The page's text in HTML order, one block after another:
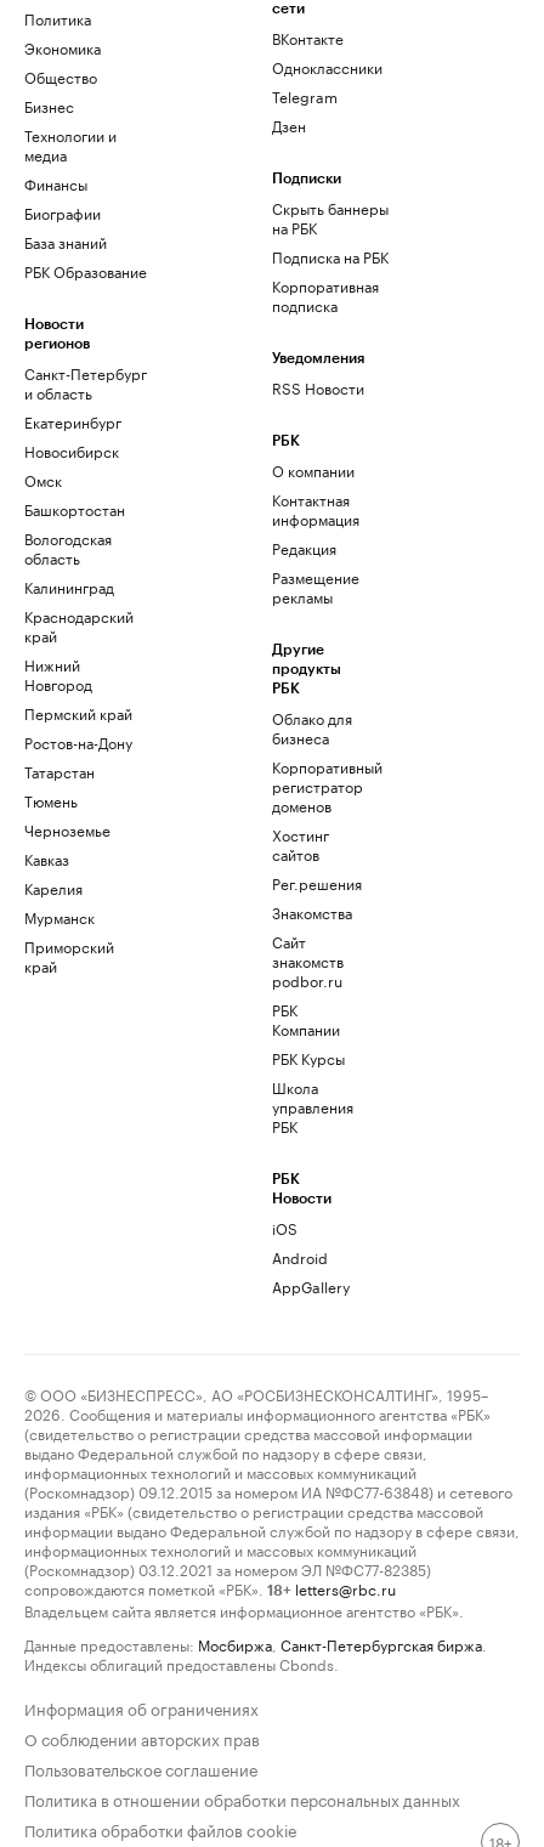
Политика
Экономика
Общество
Бизнес
Технологии и
медиа
Финансы
Биографии
База знаний
РБК Образование
Новости
регионов
Санкт-Петербург
и область
Екатеринбург
Новосибирск
Омск
Башкортостан
Вологодская
область
Калининград
Краснодарский
край
Нижний
Новгород
Пермский край
Ростов-на-Дону
Татарстан
Тюмень
Черноземье
Кавказ
Карелия
Мурманск
Приморский
край
сети
ВКонтакте
Одноклассники
Telegram
Дзен
Подписки
Скрыть баннеры
на РБК
Подписка на РБК
Корпоративная
подписка
Уведомления
RSS Новости
РБК
О компании
Контактная
информация
Редакция
Размещение
рекламы
Другие
продукты
РБК
Облако для
бизнеса
Корпоративный
регистратор
доменов
Хостинг
сайтов
Рег.решения
Знакомства
Сайт
знакомств
podbor.ru
РБК
Компании
РБК Курсы
Школа
управления
РБК
РБК
Новости
iOS
Android
AppGallery
© ООО «БИЗНЕСПРЕСС», АО «РОСБИЗНЕСКОНСАЛТИНГ», 1995–
2026. Сообщения и материалы информационного агентства «РБК»
(свидетельство о регистрации средства массовой информации
выдано Федеральной службой по надзору в сфере связи,
информационных технологий и массовых коммуникаций
(Роскомнадзор) 09.12.2015 за номером ИА №ФС77-63848) и сетевого
издания «РБК» (свидетельство о регистрации средства массовой
информации выдано Федеральной службой по надзору в сфере связи,
информационных технологий и массовых коммуникаций
(Роскомнадзор) 03.12.2021 за номером ЭЛ №ФС77-82385)
сопровождаются пометкой «РБК».
18+ letters@rbc.ru
Владельцем сайта является информационное агентство «РБК».
Данные предоставлены: Мосбиржа Санкт-Петербургская биржа
Индексы облигаций предоставлены Cbonds.
Информация об ограничениях
О соблюдении авторских прав
Пользовательское соглашение
Политика в отношении обработки персональных данных
Политика обработки файлов cookie
18+